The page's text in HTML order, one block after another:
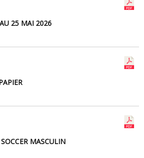
25 MAI 2026
MASCULIN